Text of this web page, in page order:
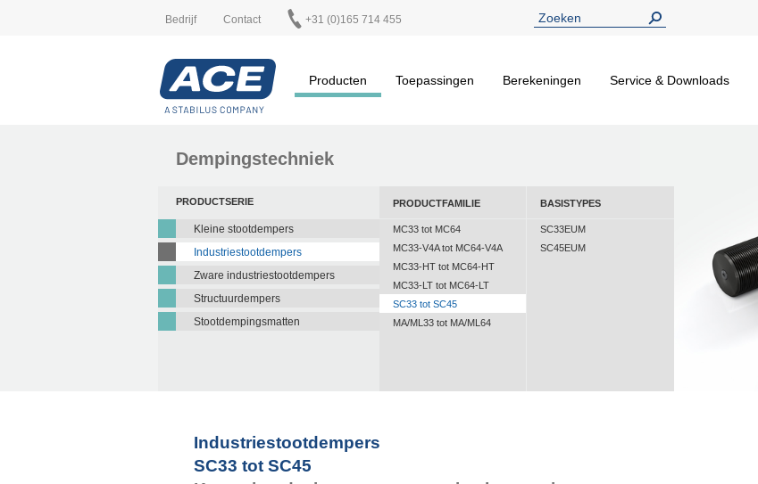
Bedrijf Contact +31 (0)165 714 455
Producten
Toepassingen Berekeningen Service & Downloads
Dempingstechniek
PRODUCTSERIE
Kleine stootdempers
Industriestootdempers
Zware industriestootdempers
Structuurdempers
Stootdempingsmatten
PRODUCTFAMILIE
MC33 tot MC64
MC33-V4A tot MC64-V4A
MC33-HT tot MC64-HT
MC33-LT tot MC64-LT
SC33 tot SC45
MA/ML33 tot MA/ML64
BASISTYPES
SC33EUM
SC45EUM
Industriestootdempers
SC33 tot SC45